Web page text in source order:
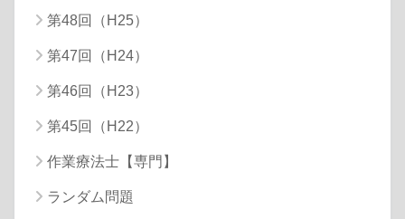
第48回（H25）
第47回（H24）
第46回（H23）
第45回（H22）
作業療法士【専門】
ランダム問題